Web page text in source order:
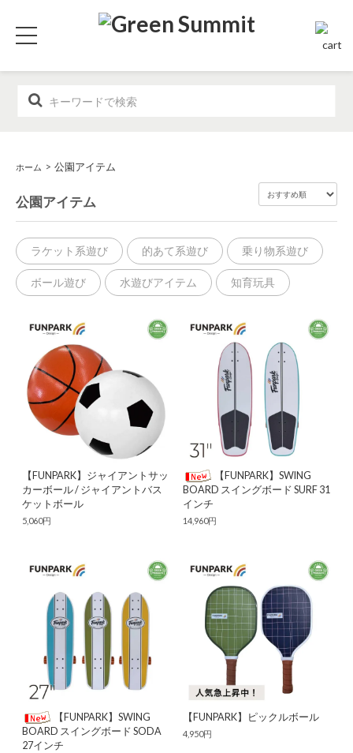
ホーム > 公園アイテム
公園アイテム
ラケット系遊び 的あて系遊び 乗り物系遊び
ボール遊び 水遊びアイテム 知育玩具
【FUNPARK】ジャイアントサッ
カーボール / ジャイアントバス
ケットボール
5,060円
【FUNPARK】SWING
BOARD スイングボード SURF 31
インチ
14,960円
【FUNPARK】SWING
BOARD スイングボード SODA
27インチ
【FUNPARK】ピックルボール
4,950円